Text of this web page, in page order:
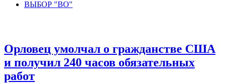
ВЫБОР "ВО"
Орловец умолчал о гражданстве США
и получил 240 часов обязательных
работ